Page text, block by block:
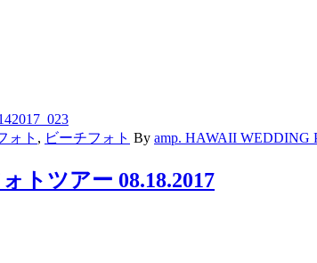
ォト , ビーチフォト By amp. HAWAII WEDDING
トツアー 08.18.2017